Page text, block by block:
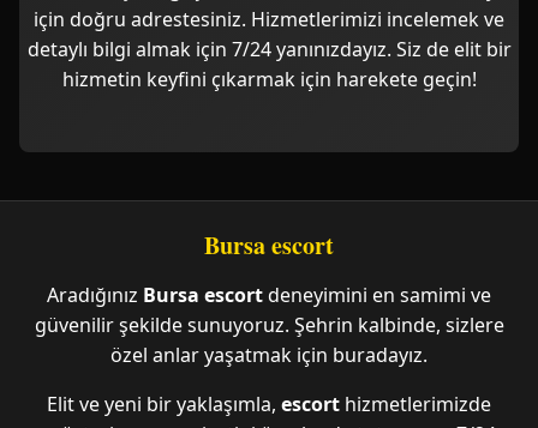
için doğru adrestesiniz. Hizmetlerimizi incelemek ve
detaylı bilgi almak için 7/24 yanınızdayız. Siz de elit bir
hizmetin keyfini çıkarmak için harekete geçin!
Bursa escort
Aradığınız Bursa escortdeneyimini en samimi ve
güvenilir şekilde sunuyoruz. Şehrin kalbinde, sizlere
özel anlar yaşatmak için buradayız.
Elit ve yeni bir yaklaşımla, escort hizmetlerimizde